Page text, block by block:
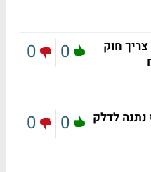
חוק
0
0
לדלק
0
0